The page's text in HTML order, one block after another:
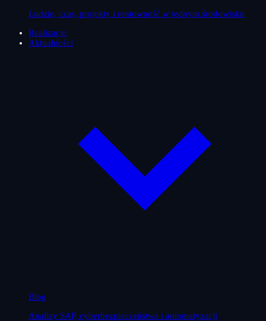
Ludzie, czas, projekty i rentowność w jednym środowisku
Realizacje
Aktualności
Blog
Analizy SAP, cyberbezpieczeństwa i automatyzacji